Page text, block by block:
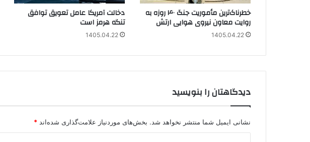
خطرناک‌ترین مأموریت جنگ ۴۰ روزه به
روایت معاون نیروی هوایی ارتش
1405.04.22
دخالت آمریکا عامل تعویق توافق
تنگه هرمز است
1405.04.22
دیدگاهتان را بنویسید
نشانی ایمیل شما منتشر نخواهد شد. بخش‌های موردنیاز علامت‌گذاری شده‌اند *